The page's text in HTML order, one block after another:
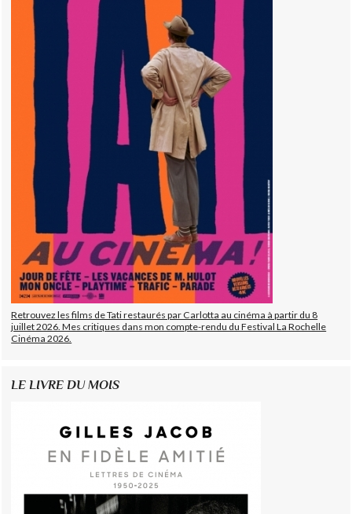
Retrouvez les films de Tati restaurés par Carlotta au cinéma à partir du 8
juillet 2026. Mes critiques dans mon compte-rendu du Festival La Rochelle
Cinéma 2026.
LE LIVRE DU MOIS